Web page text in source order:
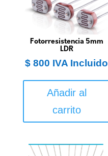
Fotorresistencia 5mm
LDR
$ 800 IVA Incluido
Añadir al
carrito